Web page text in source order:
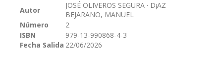
Autor
JOSÉ OLIVEROS SEGURA · D¡AZ
BEJARANO, MANUEL
Número
2
ISBN
979-13-990868-4-3
Fecha Salida 22/06/2026